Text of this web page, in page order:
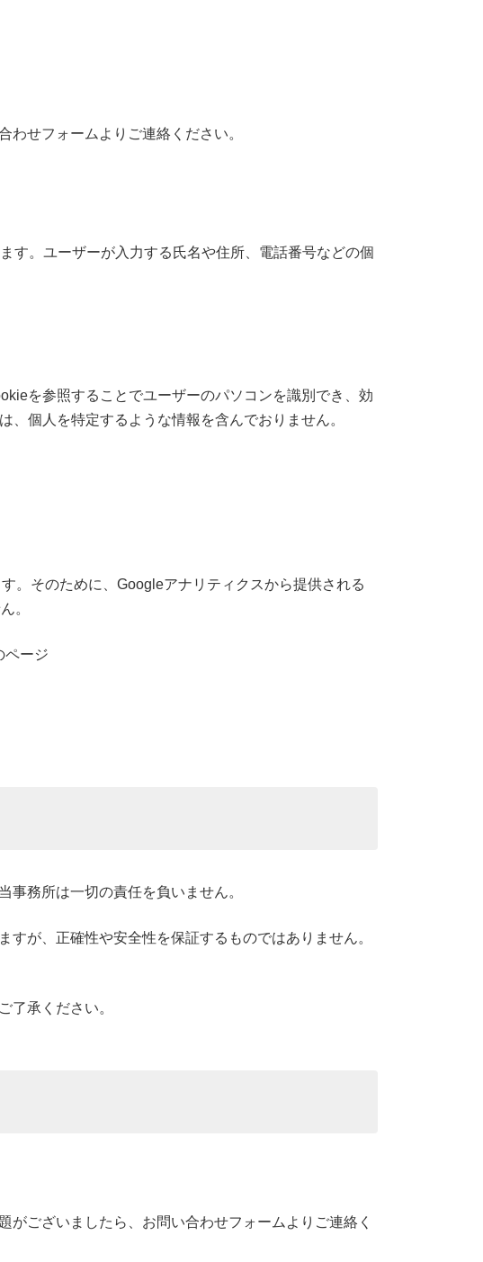
せフォームよりご連絡ください。
す。ユーザーが入力する氏名や住所、電話番号などの個
を参照することでユーザーのパソコンを識別でき、効
個人を特定するような情報を含んでおりません。
。そのために、Googleアナリティクスから提供される
。
ページ
務所は一切の責任を負いません。
が、正確性や安全性を保証するものではありません。
了承ください。
ございましたら、お問い合わせフォームよりご連絡く